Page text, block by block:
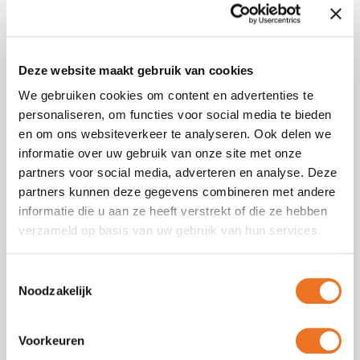
Deze website maakt gebruik van cookies
We gebruiken cookies om content en advertenties te
personaliseren, om functies voor social media te bieden
en om ons websiteverkeer te analyseren. Ook delen we
informatie over uw gebruik van onze site met onze
partners voor social media, adverteren en analyse. Deze
partners kunnen deze gegevens combineren met andere
informatie die u aan ze heeft verstrekt of die ze hebben
verzameld op basis van uw gebruik van hun services.
Noodzakelijk
Voorkeuren
vochtbestendige muur panelen met een realistische
marmerprint. Dankzij de strakke afwerking en
hoogwaardige printkwaliteit ogen ze als echt natuursteen,
maar zijn ze veel praktischer in gebruik.
Onze marmer panelen zijn:
Vormvast
Glad afgewerkt en makkelijk te reinigen
Vochtbestendig
Waar kun je marmerlook